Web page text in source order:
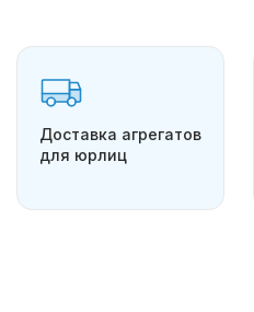
Доставка агрегатов
для юрлиц